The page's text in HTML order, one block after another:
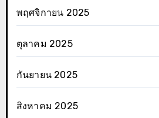
พฤศจิกายน 2025
ตุลาคม 2025
กันยายน 2025
สิงหาคม 2025